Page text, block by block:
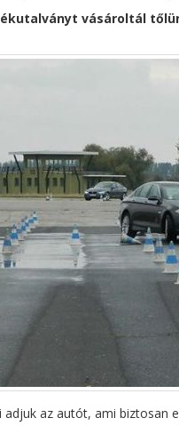
vásároltál
adjuk az autót, ami biztosan